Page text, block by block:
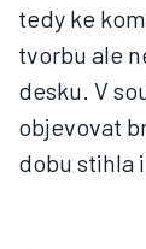
tedy ke
tvorbu ale
desku. V
objevovat
dobu stihla